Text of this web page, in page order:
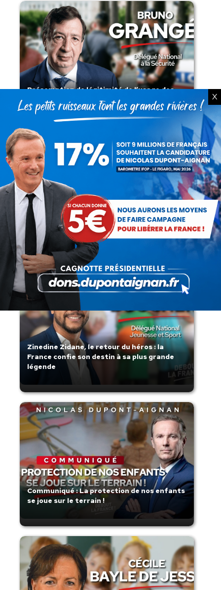
Présomption de légitimité de l’usage des
armes par les forces de l’ordre
Lorsque tout flambe et que l’État
s’affaisse.
Zinedine Zidane, le retour du héros : la
France confie son destin à sa plus grande
légende
Communiqué : La protection de nos enfants
se joue sur le terrain !
X